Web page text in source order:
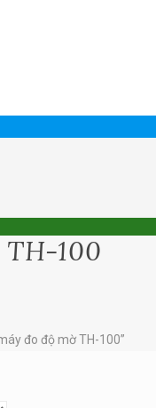
100
đo độ mờ TH-100”